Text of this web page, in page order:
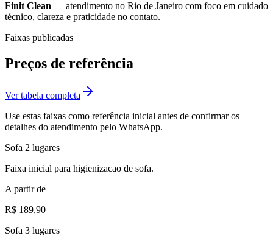
Finit Clean — atendimento no Rio de Janeiro com foco em cuidado
técnico, clareza e praticidade no contato.
Faixas publicadas
Preços de referência
Ver tabela completa
Use estas faixas como referência inicial antes de confirmar os
detalhes do atendimento pelo WhatsApp.
Sofa 2 lugares
Faixa inicial para higienizacao de sofa.
A partir de
R$ 189,90
Sofa 3 lugares